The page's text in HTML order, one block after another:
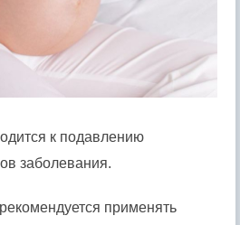
к подавлению
заболевания.
применять